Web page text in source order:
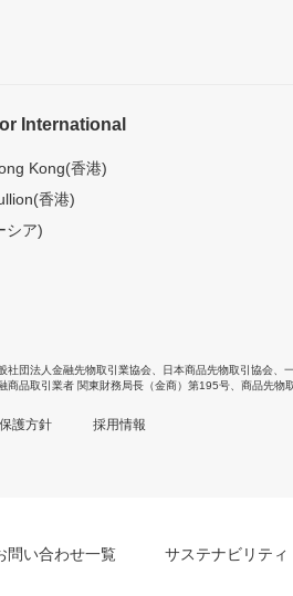
International
Kong(香港)
香港)
シア)
社団法人金融先物取引業協会 日本商品先物取引協会
商品取引業者 関東財務局長（金商）第195号、商品先物
護方針 採用情報
問い合わせ一覧 サステナビリティ